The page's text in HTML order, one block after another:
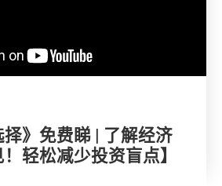
择》免费睇 | 了解经济
轻松减少投资盲点】